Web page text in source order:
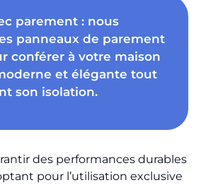
parement : nous
panneaux de parement
conférer à votre maison
et élégante tout
son isolation.
des performances durables
pour l’utilisation exclusive